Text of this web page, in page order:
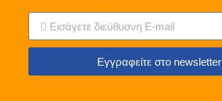
Εγγραφείτε στο newsletter